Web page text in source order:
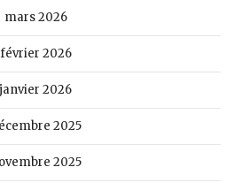
mars 2026
février 2026
janvier 2026
2025
2025